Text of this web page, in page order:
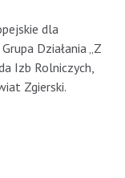
dla
Działania „Z
Izb Rolniczych,
Zgierski.